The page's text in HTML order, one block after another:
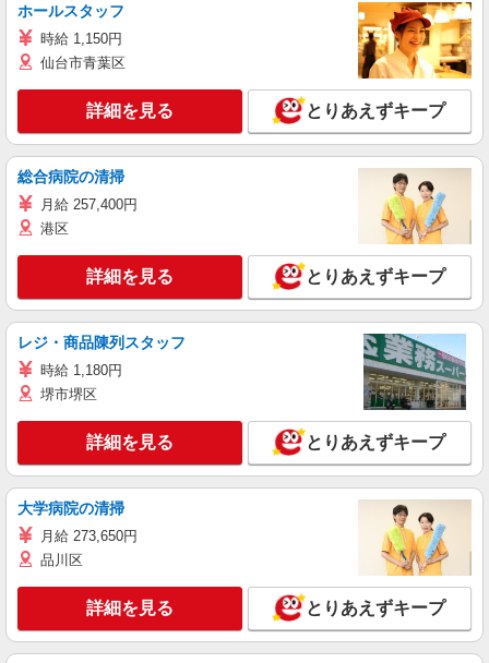
ホールスタッフ
時給 1,150円
仙台市青葉区
詳細を見る とりあえずキープ
総合病院の清掃
月給 257,400円
港区
詳細を見る とりあえずキープ
レジ・商品陳列スタッフ
時給 1,180円
堺市堺区
詳細を見る とりあえずキープ
大学病院の清掃
月給 273,650円
品川区
詳細を見る とりあえずキープ